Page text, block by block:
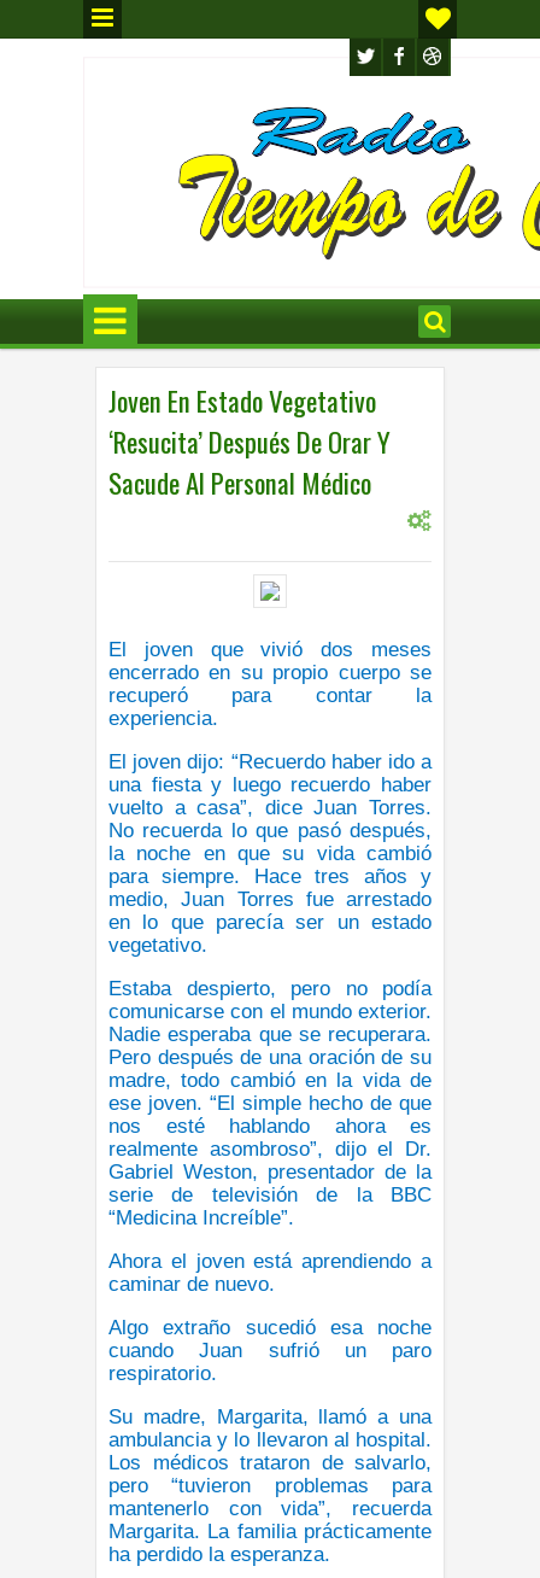
Joven En Estado Vegetativo
‘Resucita’ Después De Orar Y
Sacude Al Personal Médico
El joven que vivió dos meses
encerrado en su propio cuerpo se
recuperó para contar la
experiencia.
El joven dijo: “Recuerdo haber ido a
una fiesta y luego recuerdo haber
vuelto a casa”, dice Juan Torres.
No recuerda lo que pasó después,
la noche en que su vida cambió
para siempre. Hace tres años y
medio, Juan Torres fue arrestado
en lo que parecía ser un estado
vegetativo.
Estaba despierto, pero no podía
comunicarse con el mundo exterior.
Nadie esperaba que se recuperara.
Pero después de una oración de su
madre, todo cambió en la vida de
ese joven. “El simple hecho de que
nos esté hablando ahora es
realmente asombroso”, dijo el Dr.
Gabriel Weston, presentador de la
serie de televisión de la BBC
“Medicina Increíble”.
Ahora el joven está aprendiendo a
caminar de nuevo.
Algo extraño sucedió esa noche
cuando Juan sufrió un paro
respiratorio.
Su madre, Margarita, llamó a una
ambulancia y lo llevaron al hospital.
Los médicos trataron de salvarlo,
pero “tuvieron problemas para
mantenerlo con vida”, recuerda
Margarita. La familia prácticamente
ha perdido la esperanza.